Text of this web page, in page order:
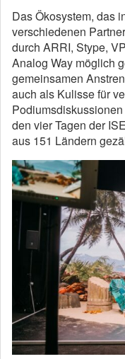
Das Ökosystem, das
verschiedenen
durch ARRI, Stype,
Analog Way möglich
gemeinsamen
auch als Kulisse für
den vier Tagen der
aus 151 Ländern